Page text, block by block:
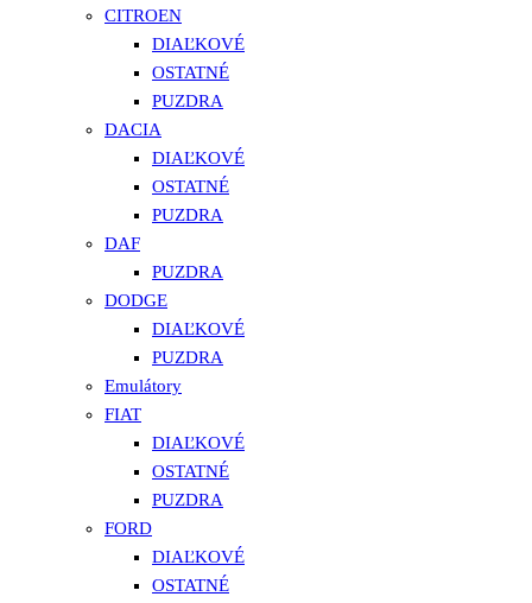
CITROEN
DIAĽKOVÉ
OSTATNÉ
PUZDRA
DACIA
DIAĽKOVÉ
OSTATNÉ
PUZDRA
DAF
PUZDRA
DODGE
DIAĽKOVÉ
PUZDRA
Emulátory
FIAT
DIAĽKOVÉ
OSTATNÉ
PUZDRA
FORD
DIAĽKOVÉ
OSTATNÉ